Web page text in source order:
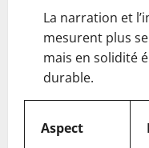
La narration et
mesurent plus
mais en solidité
durable.
Aspect